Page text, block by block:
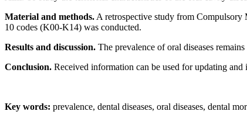
Material and methods. A retrospective study from Compulsory
10 codes (K00-K14) was conducted.
Results and discussion. The prevalence of oral diseases
Conclusion. Received information can be used for updating
Key words: prevalence, dental diseases, oral diseases, dental